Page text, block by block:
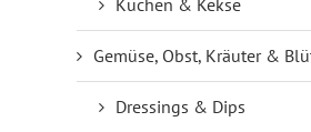
Kuchen & Kekse
Gemüse, Obst, Kräuter &
Dressings & Dips